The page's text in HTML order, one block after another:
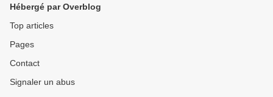
Hébergé par Overblog
Top articles
Pages
Contact
Signaler un abus